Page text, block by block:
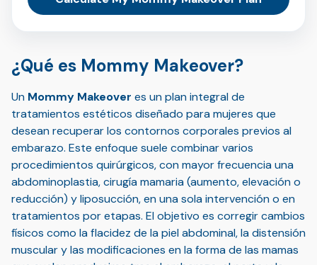
¿Qué es Mommy Makeover?
Un Mommy Makeover es un plan integral de
tratamientos estéticos diseñado para mujeres que
desean recuperar los contornos corporales previos al
embarazo. Este enfoque suele combinar varios
procedimientos quirúrgicos, con mayor frecuencia una
abdominoplastia, cirugía mamaria (aumento, elevación o
reducción) y liposucción, en una sola intervención o en
tratamientos por etapas. El objetivo es corregir cambios
físicos como la flacidez de la piel abdominal, la distensión
muscular y las modificaciones en la forma de las mamas